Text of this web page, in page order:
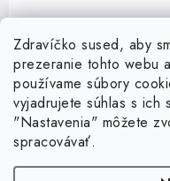
Zdravíčko sused, aby
prezeranie tohto webu
používame súbory
vyjadrujete súhlas s ich
"Nastavenia" môžete
spracovávať.
O nás
Kontakty
História a súčasnosť
Všetko o nákupe